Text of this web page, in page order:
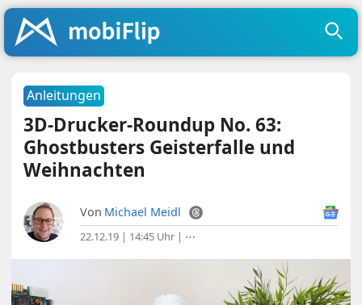
Anleitungen
3D-Drucker-Roundup No. 63:
Ghostbusters Geisterfalle und
Weihnachten
Von Michael Meidl
22.12.19 | 14:45 Uhr | ⋯